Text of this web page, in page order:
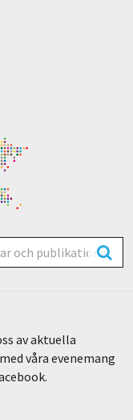
av aktuella
våra evenemang